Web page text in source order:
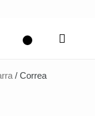
/ Correa